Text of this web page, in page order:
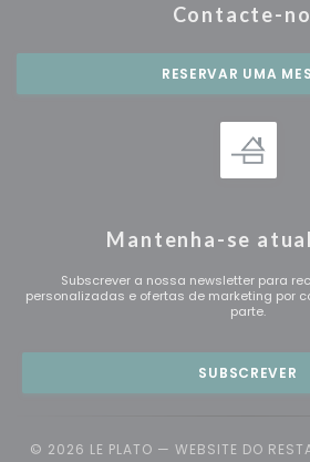
Contacte-
RESERVAR UMA
Mantenha-se
Subscrever a nossa newsletter para
personalizadas e ofertas de marketing por
parte.
SUBSCREVER
© 2026 LE PLATO — WEBSITE DO